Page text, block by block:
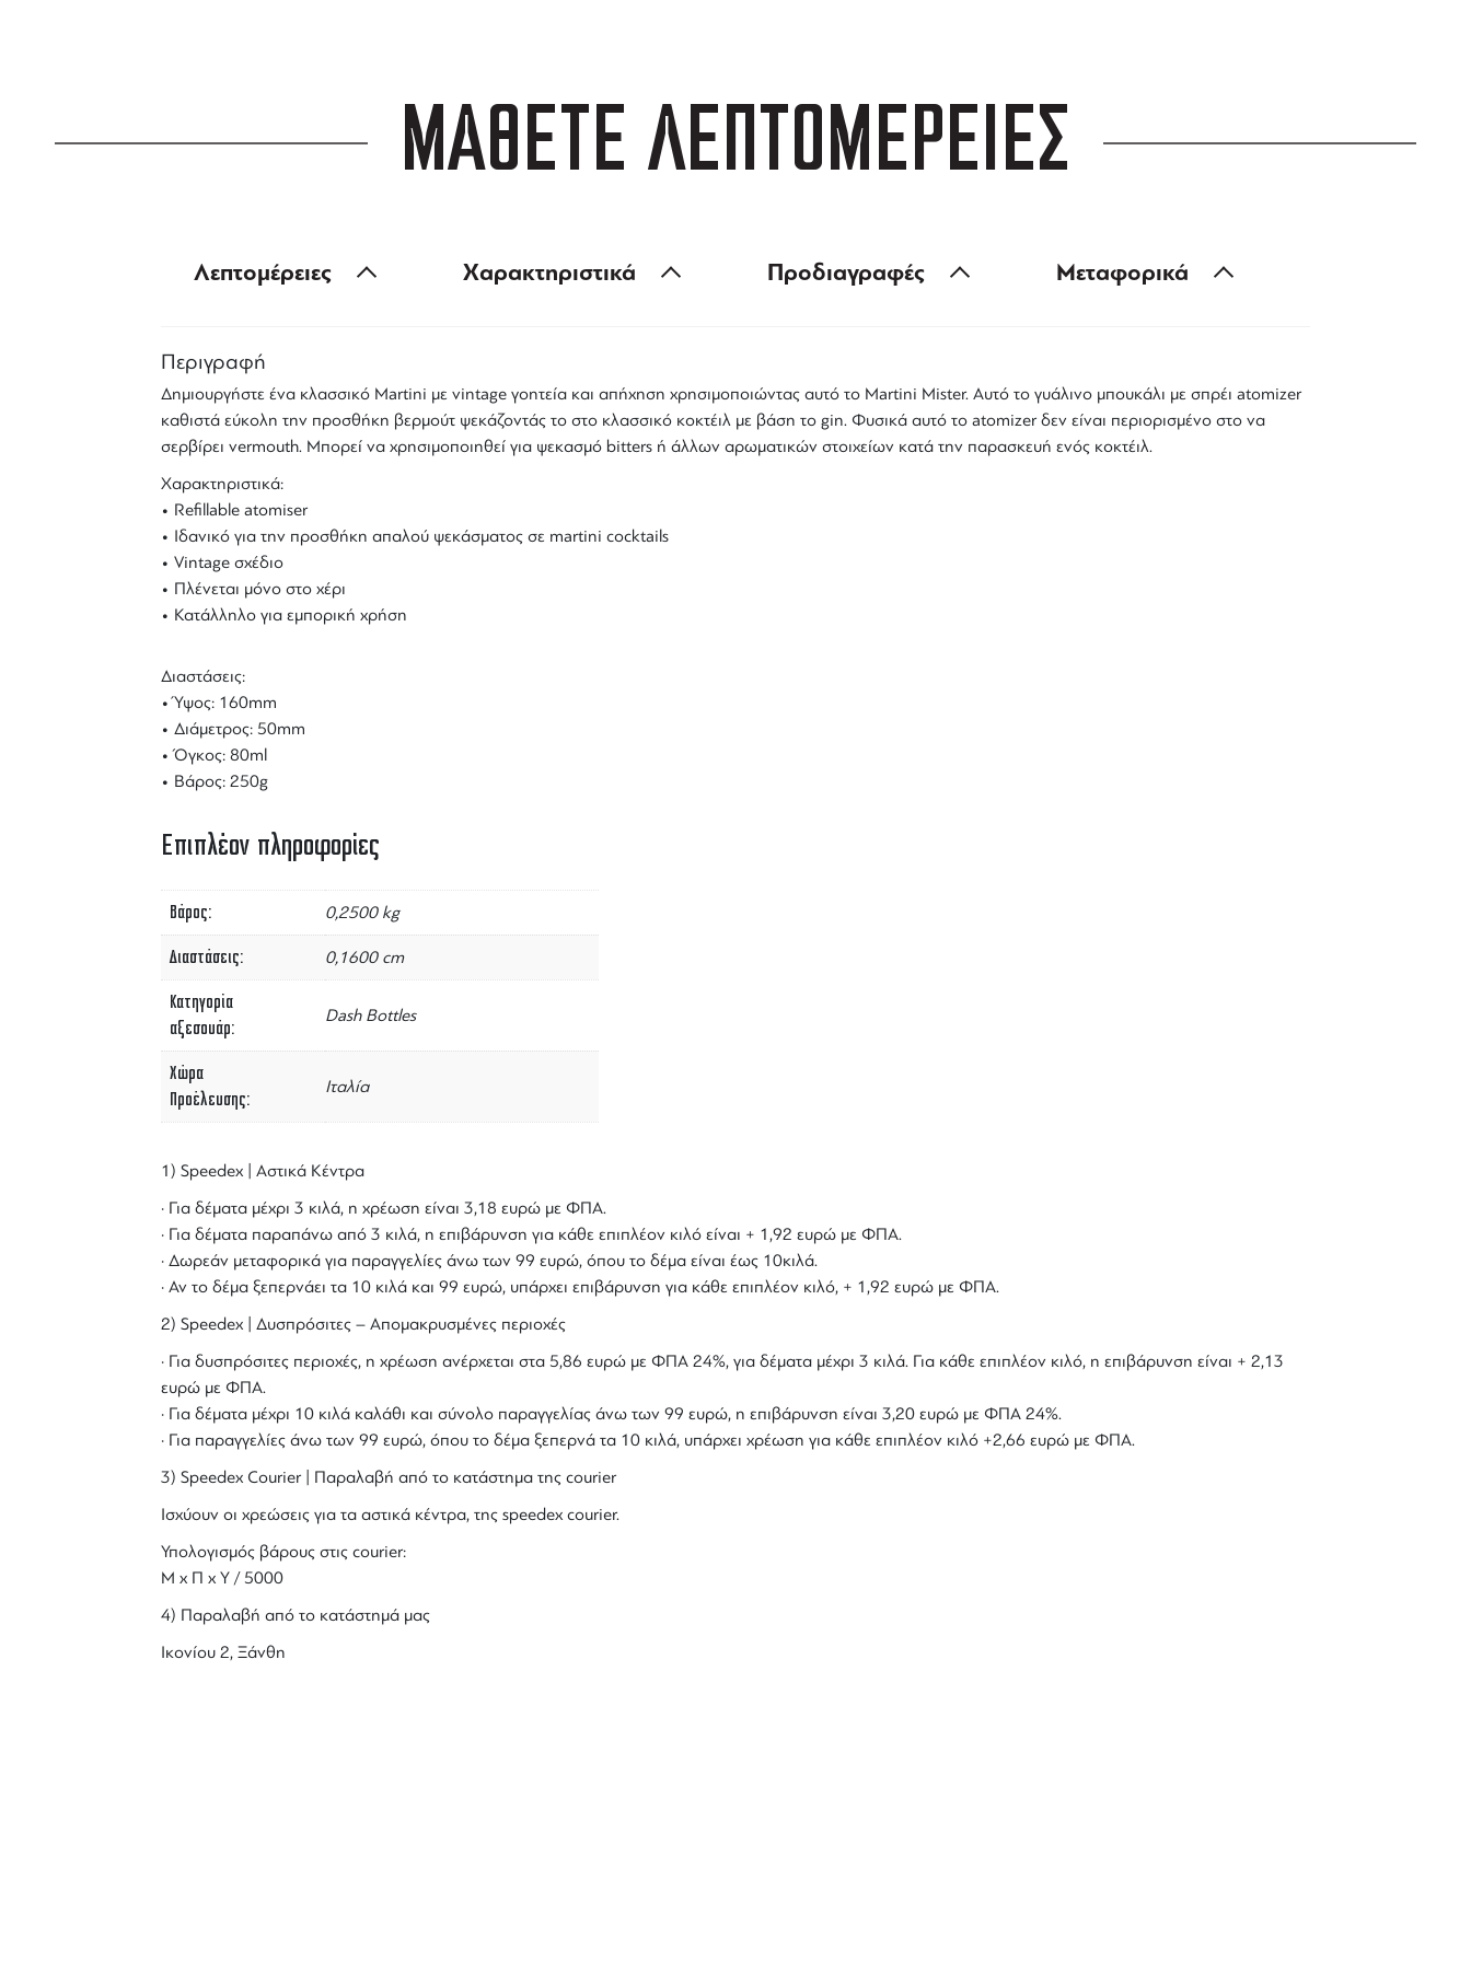
ΜΑΘΕΤΕ ΛΕΠΤΟΜΕΡΕΙΕΣ
Λεπτομέρειες Χαρακτηριστικά Προδιαγραφές Μεταφορικά
Περιγραφή
Δημιουργήστε ένα κλασσικό Martini με vintage γοητεία και απήχηση χρησιμοποιώντας αυτό το Martini Mister. Αυτό το γυάλινο μπουκάλι με σπρέι atomizer
καθιστά εύκολη την προσθήκη βερμούτ ψεκάζοντάς το στο κλασσικό κοκτέιλ με βάση το gin. Φυσικά αυτό το atomizer δεν είναι περιορισμένο στο να
σερβίρει vermouth. Μπορεί να χρησιμοποιηθεί για ψεκασμό bitters ή άλλων αρωματικών στοιχείων κατά την παρασκευή ενός κοκτέιλ.
Χαρακτηριστικά:
• Refillable atomiser
• Ιδανικό για την προσθήκη απαλού ψεκάσματος σε martini cocktails
• Vintage σχέδιο
• Πλένεται μόνο στο χέρι
• Κατάλληλο για εμπορική χρήση
Διαστάσεις:
• Ύψος: 160mm
• Διάμετρος: 50mm
• Όγκος: 80ml
• Βάρος: 250g
Επιπλέον πληροφορίες
Βάρος 0,2500 kg
Διαστάσεις 0,1600 cm
Κατηγορία
αξεσουάρ
Dash Bottles
Χώρα
Προέλευσης
Ιταλία
1) Speedex | Αστικά Κέντρα
· Για δέματα μέχρι 3 κιλά, η χρέωση είναι 3,18 ευρώ με ΦΠΑ.
· Για δέματα παραπάνω από 3 κιλά, η επιβάρυνση για κάθε επιπλέον κιλό είναι + 1,92 ευρώ με ΦΠΑ.
· Δωρεάν μεταφορικά για παραγγελίες άνω των 99 ευρώ, όπου το δέμα είναι έως 10κιλά.
· Αν το δέμα ξεπερνάει τα 10 κιλά και 99 ευρώ, υπάρχει επιβάρυνση για κάθε επιπλέον κιλό, + 1,92 ευρώ με ΦΠΑ.
2) Speedex | Δυσπρόσιτες – Απομακρυσμένες περιοχές
· Για δυσπρόσιτες περιοχές, η χρέωση ανέρχεται στα 5,86 ευρώ με ΦΠΑ 24%, για δέματα μέχρι 3 κιλά. Για κάθε επιπλέον κιλό, η επιβάρυνση είναι + 2,13
ευρώ με ΦΠΑ.
· Για δέματα μέχρι 10 κιλά καλάθι και σύνολο παραγγελίας άνω των 99 ευρώ, η επιβάρυνση είναι 3,20 ευρώ με ΦΠΑ 24%.
· Για παραγγελίες άνω των 99 ευρώ, όπου το δέμα ξεπερνά τα 10 κιλά, υπάρχει χρέωση για κάθε επιπλέον κιλό +2,66 ευρώ με ΦΠΑ.
3) Speedex Courier | Παραλαβή από το κατάστημα της courier
Ισχύουν οι χρεώσεις για τα αστικά κέντρα, της speedex courier.
Υπολογισμός βάρους στις courier:
Μ x Π x Y / 5000
4) Παραλαβή από το κατάστημά μας
Ικονίου 2, Ξάνθη